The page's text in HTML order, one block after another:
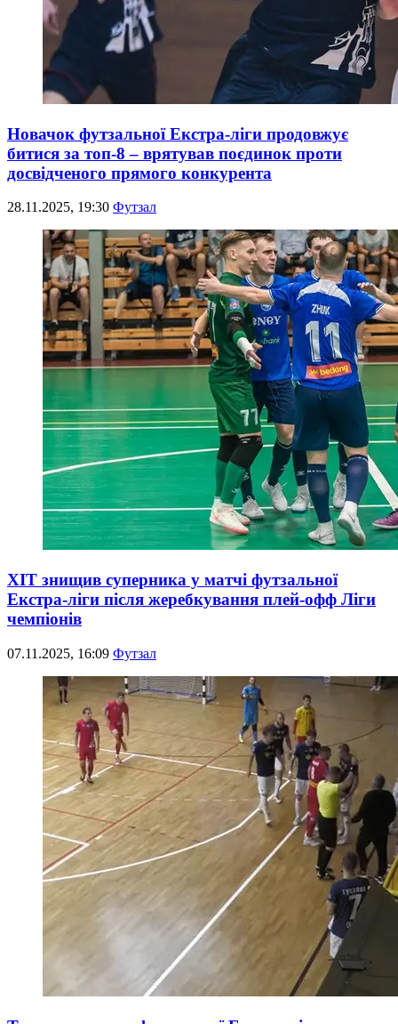
Новачок футзальної Екстра-ліги продовжує
битися за топ-8 – врятував поєдинок проти
досвідченого прямого конкурента
28.11.2025, 19:30 Футзал
ХІТ знищив суперника у матчі футзальної
Екстра-ліги після жеребкування плей-офф Ліги
чемпіонів
07.11.2025, 16:09 Футзал